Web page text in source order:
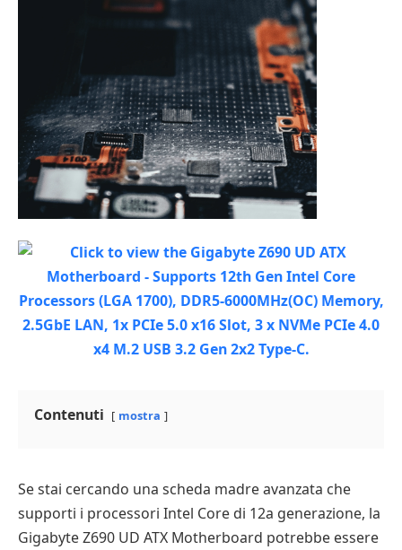
Contenuti mostra
Se stai cercando una scheda madre avanzata che
supporti i processori Intel Core di 12a generazione, la
Gigabyte Z690 UD ATX Motherboard potrebbe essere